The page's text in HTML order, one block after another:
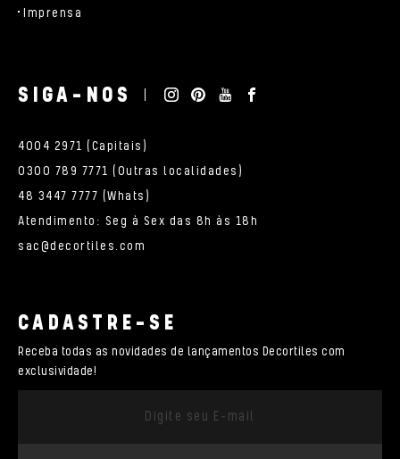
Imprensa
SIGA-NOS
4004 2971 (Capitais)
0300 789 7771 (Outras localidades)
48 3447 7777 (Whats)
Atendimento: Seg à Sex das 8h às 18h
sac@decortiles.com
CADASTRE-SE
Receba todas as novidades de lançamentos Decortiles com
exclusividade!